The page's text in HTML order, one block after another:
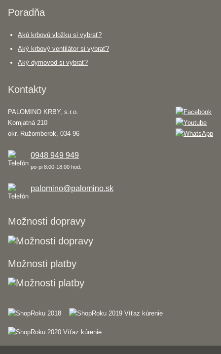
Poradňa
Akú krbovú vložku si vybrať?
Aký krbový ventilátor si vybrať?
Aký dymovod si vybrať?
Kontakty
PALOMINO KRBY, s.r.o.
Komjatná 210
okr. Ružomberok, 034 96
0948 949 949
po-pi 8:00-18:00 hod.
palomino@palomino.sk
Možnosti dopravy
Možnosti platby